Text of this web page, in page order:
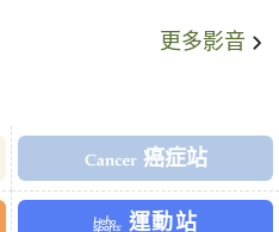
更多影音
癌症站
運動站